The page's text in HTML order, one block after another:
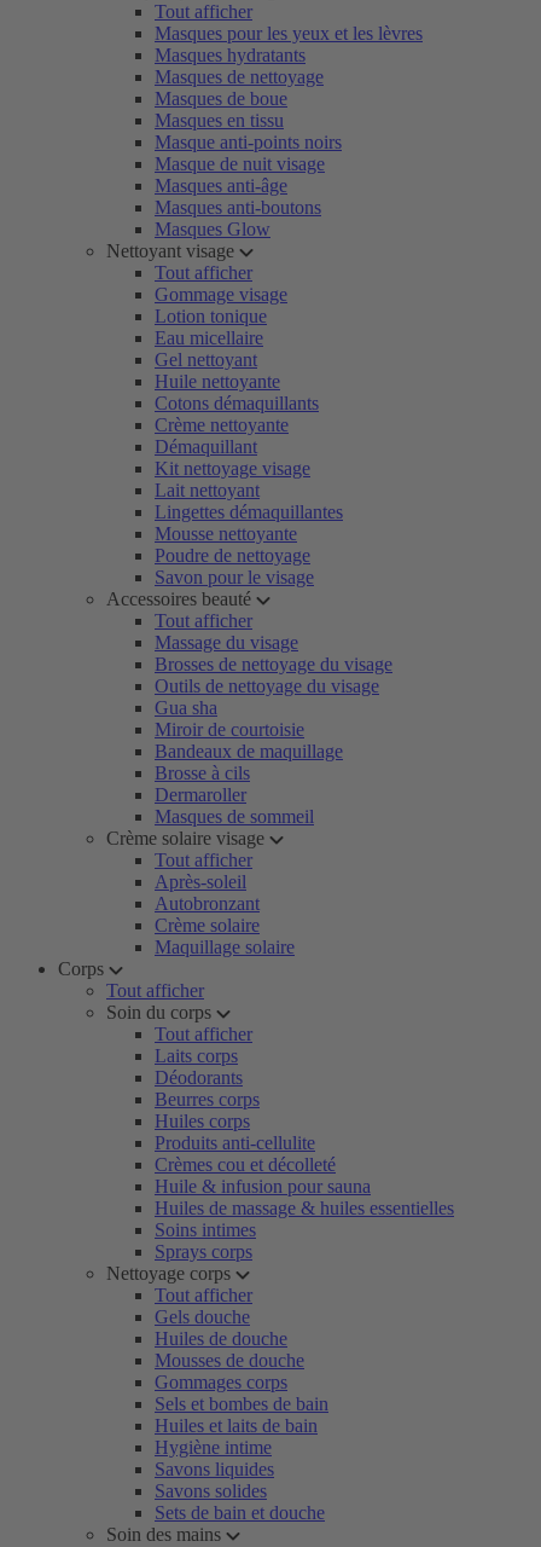
Tout afficher
Masques pour les yeux et les lèvres
Masques hydratants
Masques de nettoyage
Masques de boue
Masques en tissu
Masque anti-points noirs
Masque de nuit visage
Masques anti-âge
Masques anti-boutons
Masques Glow
Nettoyant visage
Tout afficher
Gommage visage
Lotion tonique
Eau micellaire
Gel nettoyant
Huile nettoyante
Cotons démaquillants
Crème nettoyante
Démaquillant
Kit nettoyage visage
Lait nettoyant
Lingettes démaquillantes
Mousse nettoyante
Poudre de nettoyage
Savon pour le visage
Accessoires beauté
Tout afficher
Massage du visage
Brosses de nettoyage du visage
Outils de nettoyage du visage
Gua sha
Miroir de courtoisie
Bandeaux de maquillage
Brosse à cils
Dermaroller
Masques de sommeil
Crème solaire visage
Tout afficher
Après-soleil
Autobronzant
Crème solaire
Maquillage solaire
Corps
Tout afficher
Soin du corps
Tout afficher
Laits corps
Déodorants
Beurres corps
Huiles corps
Produits anti-cellulite
Crèmes cou et décolleté
Huile & infusion pour sauna
Huiles de massage & huiles essentielles
Soins intimes
Sprays corps
Nettoyage corps
Tout afficher
Gels douche
Huiles de douche
Mousses de douche
Gommages corps
Sels et bombes de bain
Huiles et laits de bain
Hygiène intime
Savons liquides
Savons solides
Sets de bain et douche
Soin des mains